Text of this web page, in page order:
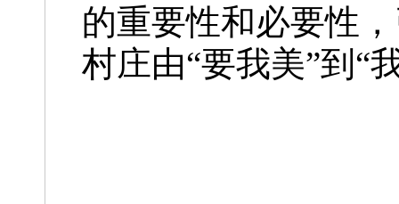
的重要性和必要性
村庄由“要我美”到